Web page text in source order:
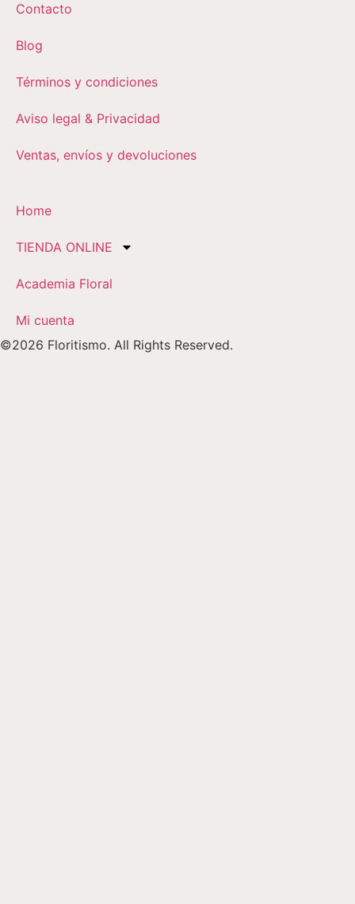
Contacto
Blog
Términos y condiciones
Aviso legal & Privacidad
Ventas, envíos y devoluciones
Home
TIENDA ONLINE
Academia Floral
Mi cuenta
©2026 Floritismo. All Rights Reserved.